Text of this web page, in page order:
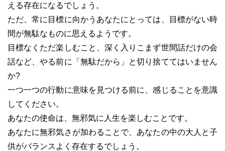
える存在になるでしょう。
ただ、常に目標に向かうあなたにとっては、目標がない時
間が無駄なものに思えるようです。
目標なくただ楽しむこと、深く入りこまず世間話だけの会
話など、やる前に「無駄だから」と切り捨ててはいません
か?
一つ一つの行動に意味を見つける前に、感じることを意識
してください。
あなたの使命は、無邪気に人生を楽しむことです。
あなたに無邪気さが加わることで、あなたの中の大人と子
供がバランスよく存在するでしょう。